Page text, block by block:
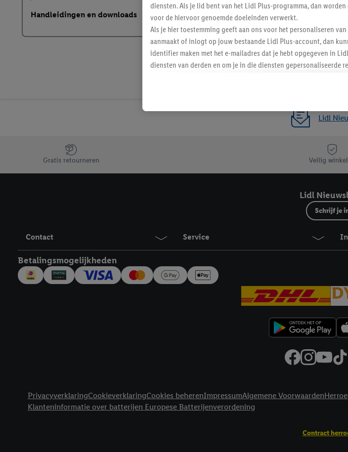
Handleidingen en downloads
Lidl
Jouw voordelen bij ons als Lidl webshop klant
Gratis retourneren Veilig
Lidl
Schrijf je
Contact Service
Betalingsmogelijkheden
PrivacyverklaringCookieverklaringCookies beherenImpressumAlgemene Voorwaarden
Klanteninformatie over batterijen Europese Batterijenverordening
Contract
diensten. Als je lid bent van het Lidl Plus-programma, dan
voor de hiervoor genoemde doeleinden verwerkt.
Als je hier toestemming geeft aan ons voor het personaliseren
aanmaakt of inlogt op jouw bestaande Lidl Plus-account, dan
identifier maken met het e-mailadres dat je hebt opgegeven in
diensten van derden en om je in die diensten gepersonaliseerde
Als je hiervoor toestemming geeft, dan kunnen retargeting
eerder interesse hebt getoond (bijvoorbeeld door het product in
maar het niet te kopen). De retargeting advertenties kunnen op
mailadres en met eventuele andere identifiers of met identifiers
Onder "Aanpassen" kun je aangeven met welke cookies en
Door te klikken op "Weigeren", kies je voor de optie dat er enkel
Door op "Akkoord" te klikken, stem je in met alle verwerkingen
trekken, vind je in onze
Je vindt de impressum